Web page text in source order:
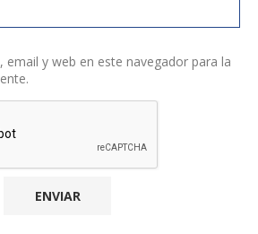
email y web en este navegador para la